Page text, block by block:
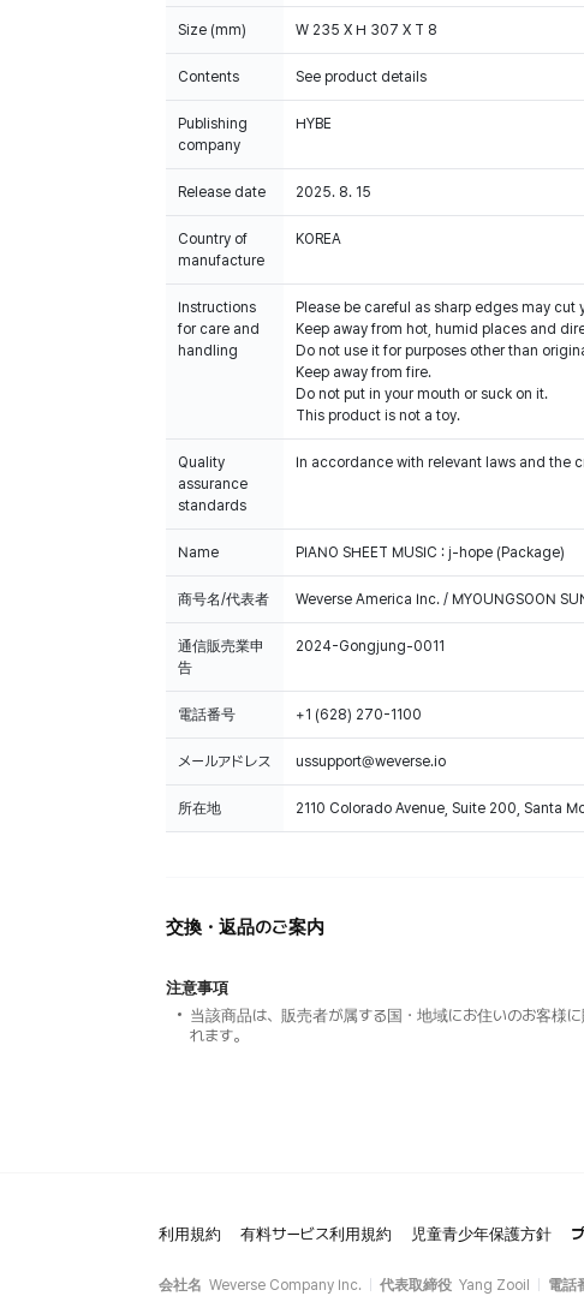
Size (mm) W 235 X H 307 X T 8
Contents See product details
Publishing
company
HYBE
Release date 2025. 8. 15
Country of
manufacture
KOREA
Instructions
for care and
handling
Please be careful as sharp edges may cut
Keep away from hot, humid places and
Do not use it for purposes other than
Keep away from fire.
Do not put in your mouth or suck on it.
This product is not a toy.
Quality
assurance
standards
In accordance with relevant laws and the
Name PIANO SHEET MUSIC : j-hope (Package)
商号名/代表者 Weverse America Inc. / MYOUNGSOON
通信販売業申
告
2024-Gongjung-0011
電話番号 +1 (628) 270-1100
メールアドレス ussupport@weverse.io
所在地 2110 Colorado Avenue, Suite 200, Santa
交換・返品のご案内
注意事項
当該商品は、販売者が属する国・地域にお住いのお客様
れます。
利用規約 有料サービス利用規約 児童青少年保護方針
会社名 Weverse Company Inc. 代表取締役 Yang Zooil 電話